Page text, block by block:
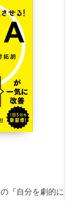
『自分を劇的に